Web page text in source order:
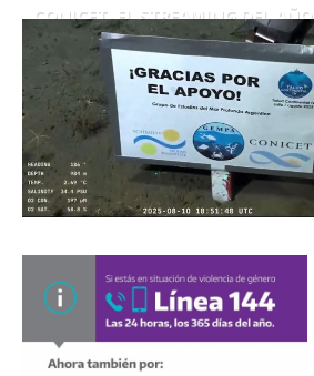
CONICET. EL STREAMING DEL AÑO